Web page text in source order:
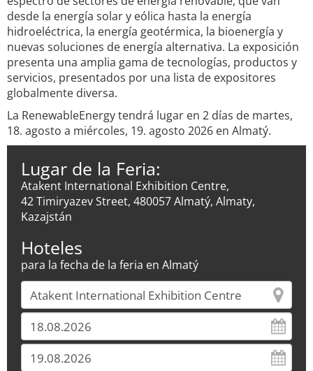
desde la energía solar y eólica hasta la energía
hidroeléctrica, la energía geotérmica, la bioenergía y
nuevas soluciones de energía alternativa. La exposición
presenta una amplia gama de tecnologías, productos y
servicios, presentados por una lista de expositores
globalmente diversa.
La RenewableEnergy tendrá lugar en 2 días de martes,
18. agosto a miércoles, 19. agosto 2026 en Almatý.
Lugar de la Feria:
Atakent International Exhibition Centre,
42 Timiryazev Street, 480057 Almatý, Almaty,
Kazajstán
Hoteles
para la fecha de la feria en Almatý